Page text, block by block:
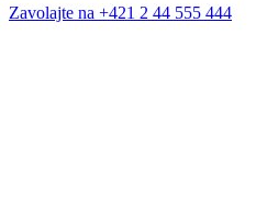
Zavolajte na +421 2 44 555 444